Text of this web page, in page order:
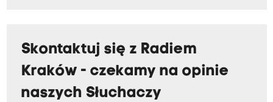
Skontaktuj się z Radiem
Kraków - czekamy na opinie
naszych Słuchaczy